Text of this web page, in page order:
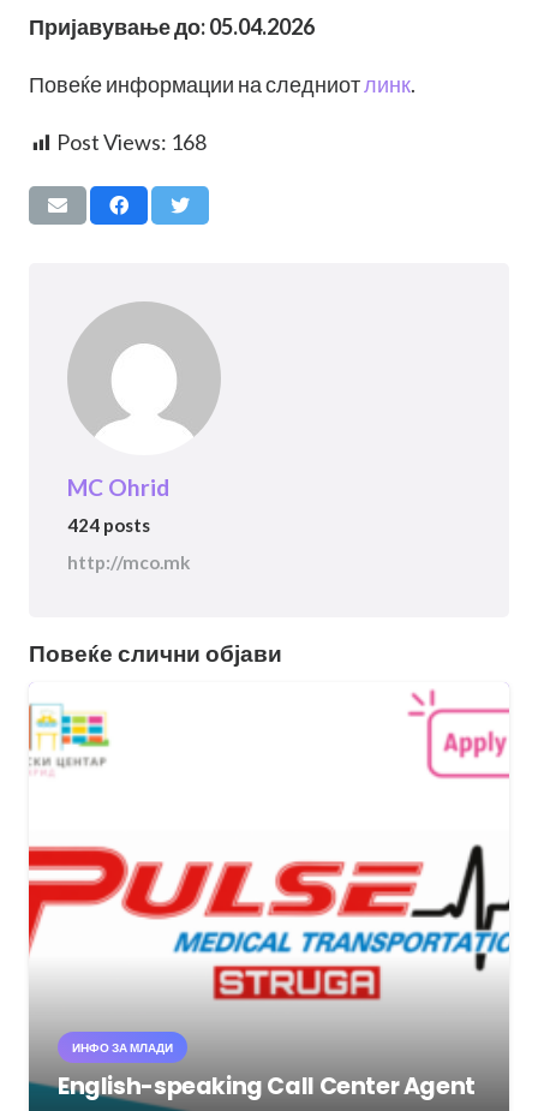
Пријавување до: 05.04.2026
Повеќе информации на следниотлинк.
Post Views: 168
MC Ohrid
424 posts
http://mco.mk
Повеќе слични објави
ИНФО ЗА МЛАДИ
English-speaking Call Center Agent